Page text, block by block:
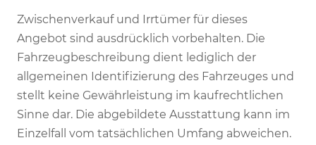
Zwischenverkauf und Irrtümer für dieses
Angebot sind ausdrücklich vorbehalten. Die
Fahrzeugbeschreibung dient lediglich der
allgemeinen Identifizierung des Fahrzeuges und
stellt keine Gewährleistung im kaufrechtlichen
Sinne dar. Die abgebildete Ausstattung kann im
Einzelfall vom tatsächlichen Umfang abweichen.